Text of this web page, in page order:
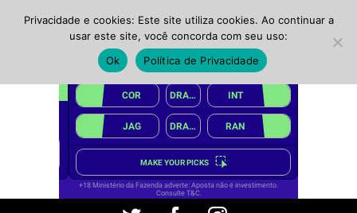
Privacidade e cookies: Este site utiliza cookies. Ao continuar a
usar este site, você concorda com seu uso:
Ok
Política de Privacidade